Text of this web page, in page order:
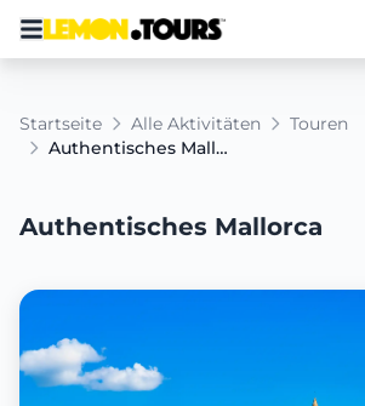
Startseite Alle Aktivitäten
Touren
Authentisches Mallorca
Authentisches Mallorca